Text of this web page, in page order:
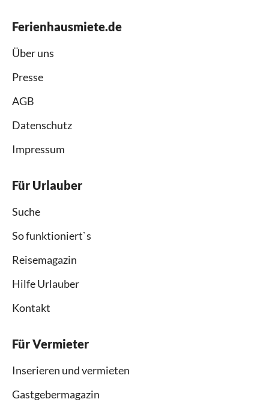
Ferienhausmiete.de
Über uns
Presse
AGB
Datenschutz
Impressum
Für Urlauber
Suche
So funktioniert`s
Reisemagazin
Hilfe Urlauber
Kontakt
Für Vermieter
Inserieren und vermieten
Gastgebermagazin